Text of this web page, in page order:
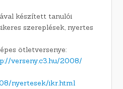
készített tanulói
szereplések, nyertes
ötletversenye:
verseny.c3.hu/2008/
nyertesek/ikr.html